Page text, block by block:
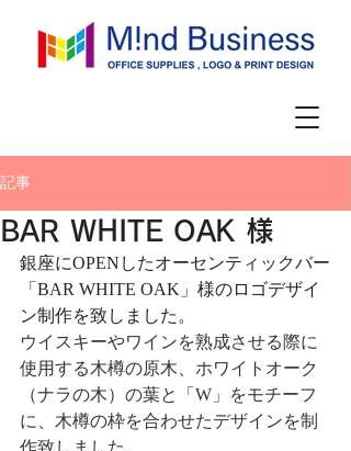
記事
BAR WHITE OAK 様
銀座にOPENしたオーセンティックバー
「BAR WHITE OAK」様のロゴデザイ
ン制作を致しました。
ウイスキーやワインを熟成させる際に
使用する木樽の原木、ホワイトオーク
（ナラの木）の葉と「W」をモチーフ
に、木樽の枠を合わせたデザインを制
作致しました。